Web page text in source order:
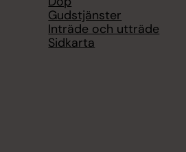
Gudstjänster
Inträde och utträde
Sidkarta